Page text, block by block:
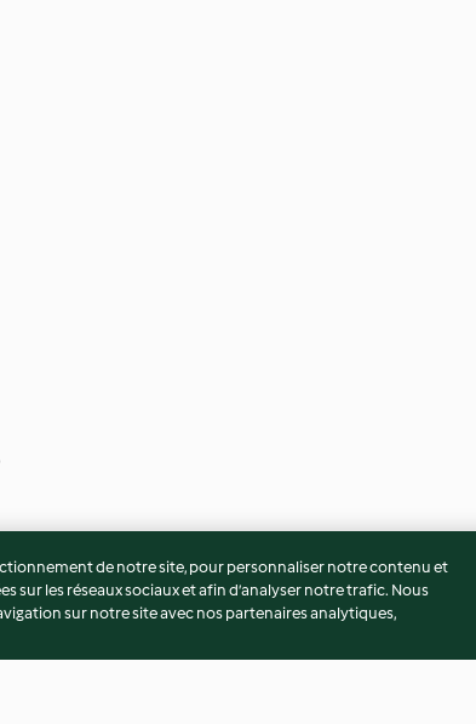
de notre site, pour personnaliser notre contenu et
les réseaux sociaux et afin d’analyser notre trafic. Nous
sur notre site avec nos partenaires analytiques,